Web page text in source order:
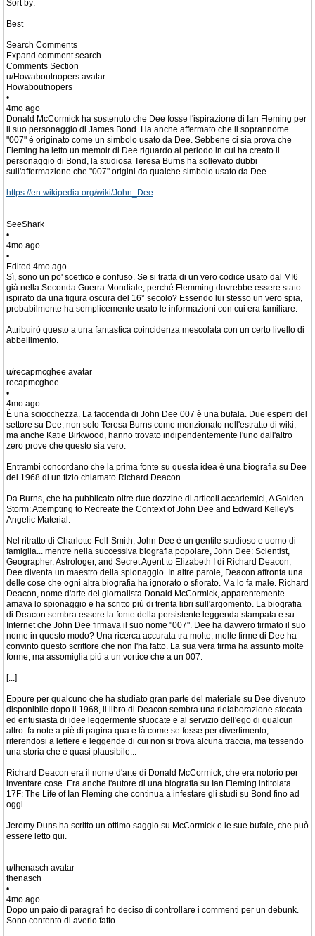
Sort by:
Best
Search Comments
Expand comment search
Comments Section
u/Howaboutnopers avatar
Howaboutnopers
•
4mo ago
Donald McCormick ha sostenuto che Dee fosse l'ispirazione di Ian Fleming per
il suo personaggio di James Bond. Ha anche affermato che il soprannome
"007" è originato come un simbolo usato da Dee. Sebbene ci sia prova che
Fleming ha letto un memoir di Dee riguardo al periodo in cui ha creato il
personaggio di Bond, la studiosa Teresa Burns ha sollevato dubbi
sull'affermazione che "007" origini da qualche simbolo usato da Dee.
https://en.wikipedia.org/wiki/John_Dee
SeeShark
•
4mo ago
•
Edited 4mo ago
Sì, sono un po' scettico e confuso. Se si tratta di un vero codice usato dal MI6
già nella Seconda Guerra Mondiale, perché Flemming dovrebbe essere stato
ispirato da una figura oscura del 16° secolo? Essendo lui stesso un vero spia,
probabilmente ha semplicemente usato le informazioni con cui era familiare.
Attribuirò questo a una fantastica coincidenza mescolata con un certo livello di
abbellimento.
u/recapmcghee avatar
recapmcghee
•
4mo ago
È una sciocchezza. La faccenda di John Dee 007 è una bufala. Due esperti del
settore su Dee, non solo Teresa Burns come menzionato nell'estratto di wiki,
ma anche Katie Birkwood, hanno trovato indipendentemente l'uno dall'altro
zero prove che questo sia vero.
Entrambi concordano che la prima fonte su questa idea è una biografia su Dee
del 1968 di un tizio chiamato Richard Deacon.
Da Burns, che ha pubblicato oltre due dozzine di articoli accademici, A Golden
Storm: Attempting to Recreate the Context of John Dee and Edward Kelley's
Angelic Material:
Nel ritratto di Charlotte Fell-Smith, John Dee è un gentile studioso e uomo di
famiglia... mentre nella successiva biografia popolare, John Dee: Scientist,
Geographer, Astrologer, and Secret Agent to Elizabeth I di Richard Deacon,
Dee diventa un maestro della spionaggio. In altre parole, Deacon affronta una
delle cose che ogni altra biografia ha ignorato o sfiorato. Ma lo fa male. Richard
Deacon, nome d'arte del giornalista Donald McCormick, apparentemente
amava lo spionaggio e ha scritto più di trenta libri sull'argomento. La biografia
di Deacon sembra essere la fonte della persistente leggenda stampata e su
Internet che John Dee firmava il suo nome "007". Dee ha davvero firmato il suo
nome in questo modo? Una ricerca accurata tra molte, molte firme di Dee ha
convinto questo scrittore che non l'ha fatto. La sua vera firma ha assunto molte
forme, ma assomiglia più a un vortice che a un 007.
[...]
Eppure per qualcuno che ha studiato gran parte del materiale su Dee divenuto
disponibile dopo il 1968, il libro di Deacon sembra una rielaborazione sfocata
ed entusiasta di idee leggermente sfuocate e al servizio dell'ego di qualcun
altro: fa note a piè di pagina qua e là come se fosse per divertimento,
riferendosi a lettere e leggende di cui non si trova alcuna traccia, ma tessendo
una storia che è quasi plausibile...
Richard Deacon era il nome d'arte di Donald McCormick, che era notorio per
inventare cose. Era anche l'autore di una biografia su Ian Fleming intitolata
17F: The Life of Ian Fleming che continua a infestare gli studi su Bond fino ad
oggi.
Jeremy Duns ha scritto un ottimo saggio su McCormick e le sue bufale, che può
essere letto qui.
u/thenasch avatar
thenasch
•
4mo ago
Dopo un paio di paragrafi ho deciso di controllare i commenti per un debunk.
Sono contento di averlo fatto.